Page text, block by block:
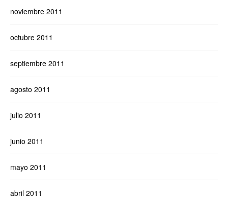
noviembre 2011
octubre 2011
septiembre 2011
agosto 2011
julio 2011
junio 2011
mayo 2011
abril 2011